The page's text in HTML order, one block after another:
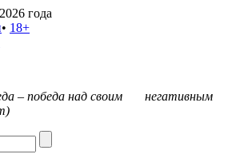
года
• 18+
– победа над своим негативным